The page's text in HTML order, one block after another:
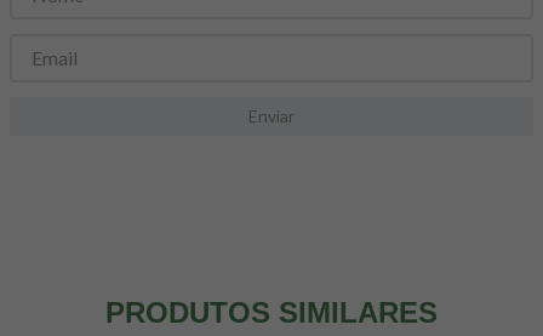
Enviar
PRODUTOS SIMILARES
8º maca peruana
9 psyllium